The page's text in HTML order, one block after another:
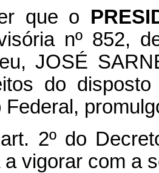
que o
nº 852,
JOSÉ
do
2º do
vigorar com a